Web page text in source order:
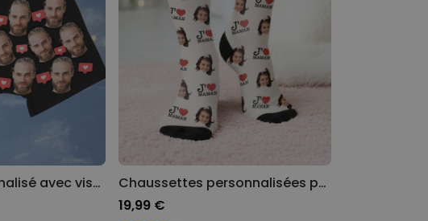
Caleçon personnalisé avec visage et motifs
Chaussettes personnalisées pour maman ou papa
19,99 €